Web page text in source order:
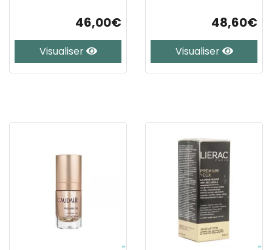
46,00€
Visualiser
48,60€
Visualiser